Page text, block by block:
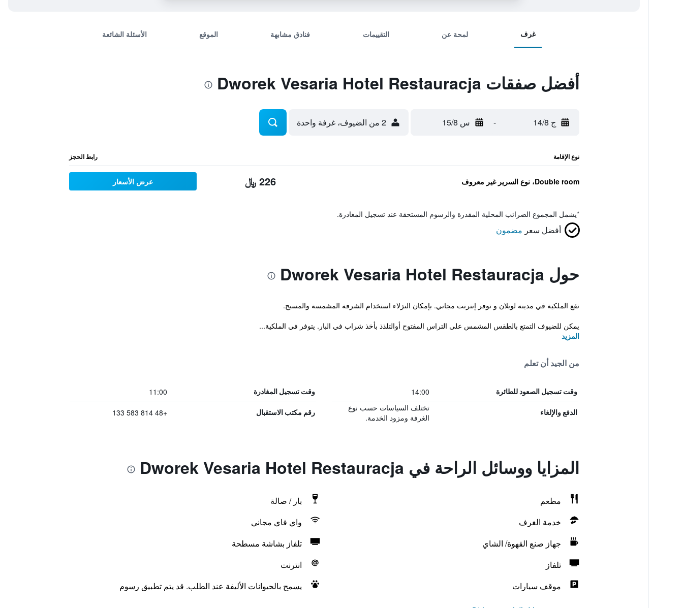
غرف لمحة عن التقييمات فنادق مشابهة الموقع الأسئلة الشائعة
أفضل صفقات Dworek Vesaria Hotel Restauracja
ج 14/8 - س 15/8 2 من الضيوف، غرفة واحدة
نوع الإقامة رابط الحجز
Double room، نوع السرير غير معروف 226 ﷼ عرض الأسعار
*يشمل المجموع الضرائب المحلية المقدرة والرسوم المستحقة عند تسجيل المغادرة.
أفضل سعر مضمون
حول Dworek Vesaria Hotel Restauracja
تقع الملكية في مدينة لوبلان و توفر إنترنت مجاني. بإمكان النزلاء استخدام الشرفة المشمسة والمسبح.
يمكن للضيوف التمتع بالطقس المشمس على التراس المفتوح أوالتلذذ بأخذ شراب في البار. يتوفر في الملكية...
المزيد
من الجيد أن تعلم
وقت تسجيل الصعود للطائرة 14:00 وقت تسجيل المغادرة 11:00
الدفع والإلغاء
تختلف السياسات حسب نوع
الغرفة ومزود الخدمة.
رقم مكتب الاستقبال +48 814 583 133
المزايا ووسائل الراحة في Dworek Vesaria Hotel Restauracja
مطعم
بار / صالة
خدمة الغرف
واي فاي مجاني
جهاز صنع القهوة/ الشاي
تلفاز بشاشة مسطحة
تلفاز
انترنت
موقف سيارات
يسمح بالحيوانات الأليفة عند الطلب. قد يتم تطبيق رسوم